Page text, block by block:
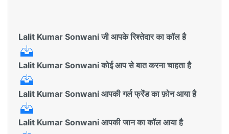
Lalit Kumar Sonwani जी आपके रिश्तेदार का कॉल है
Lalit Kumar Sonwani कोई आप से बात करना चाहता है
Lalit Kumar Sonwani आपकी गर्ल फ्रेंड का फ़ोन आया है
Lalit Kumar Sonwani आपकी जान का कॉल आया है